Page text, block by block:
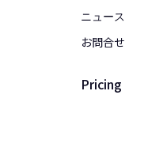
ニュース
お問合せ
Pricing